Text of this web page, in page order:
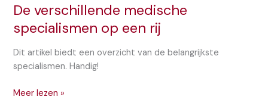
De verschillende medische
specialismen op een rij
Dit artikel biedt een overzicht van de belangrijkste
specialismen. Handig!
De
Meer lezen »